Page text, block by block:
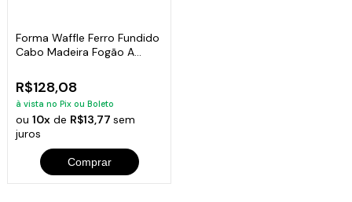
Forma Waffle Ferro Fundido
Cabo Madeira Fogão A
R$128,08
à vista no Pix ou Boleto
ou10x de R$13,77sem
juros
Comprar